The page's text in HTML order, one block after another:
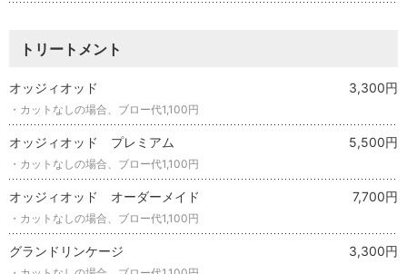
トリートメント
オッジィオッド 3,300円
・カットなしの場合、ブロー代1,100円
オッジィオッド プレミアム 5,500円
・カットなしの場合、ブロー代1,100円
オッジィオッド オーダーメイド 7,700円
・カットなしの場合、ブロー代1,100円
グランドリンケージ 3,300円